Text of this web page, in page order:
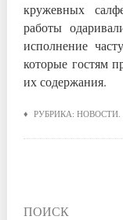
кружевных
работы
исполнение
которые гостям
их содержания.
♦ РУБРИКА:НОВОСТИ.
ПОИСК